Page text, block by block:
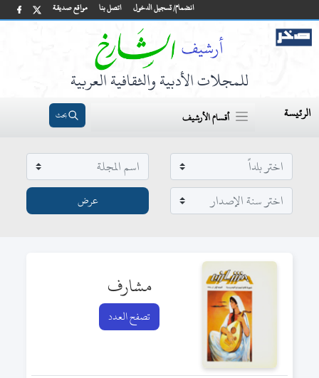
مواقع صديقة اتصل بنا انضمام/ تسجيل الدخول
للمجلات الأدبية والثقافية العربية
الرئيسة أقسام الأرشيف بحث
مشارف
تصفح العدد